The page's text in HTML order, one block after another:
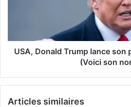
USA, Donald Trump lance son
(Voici son
Articles similaires